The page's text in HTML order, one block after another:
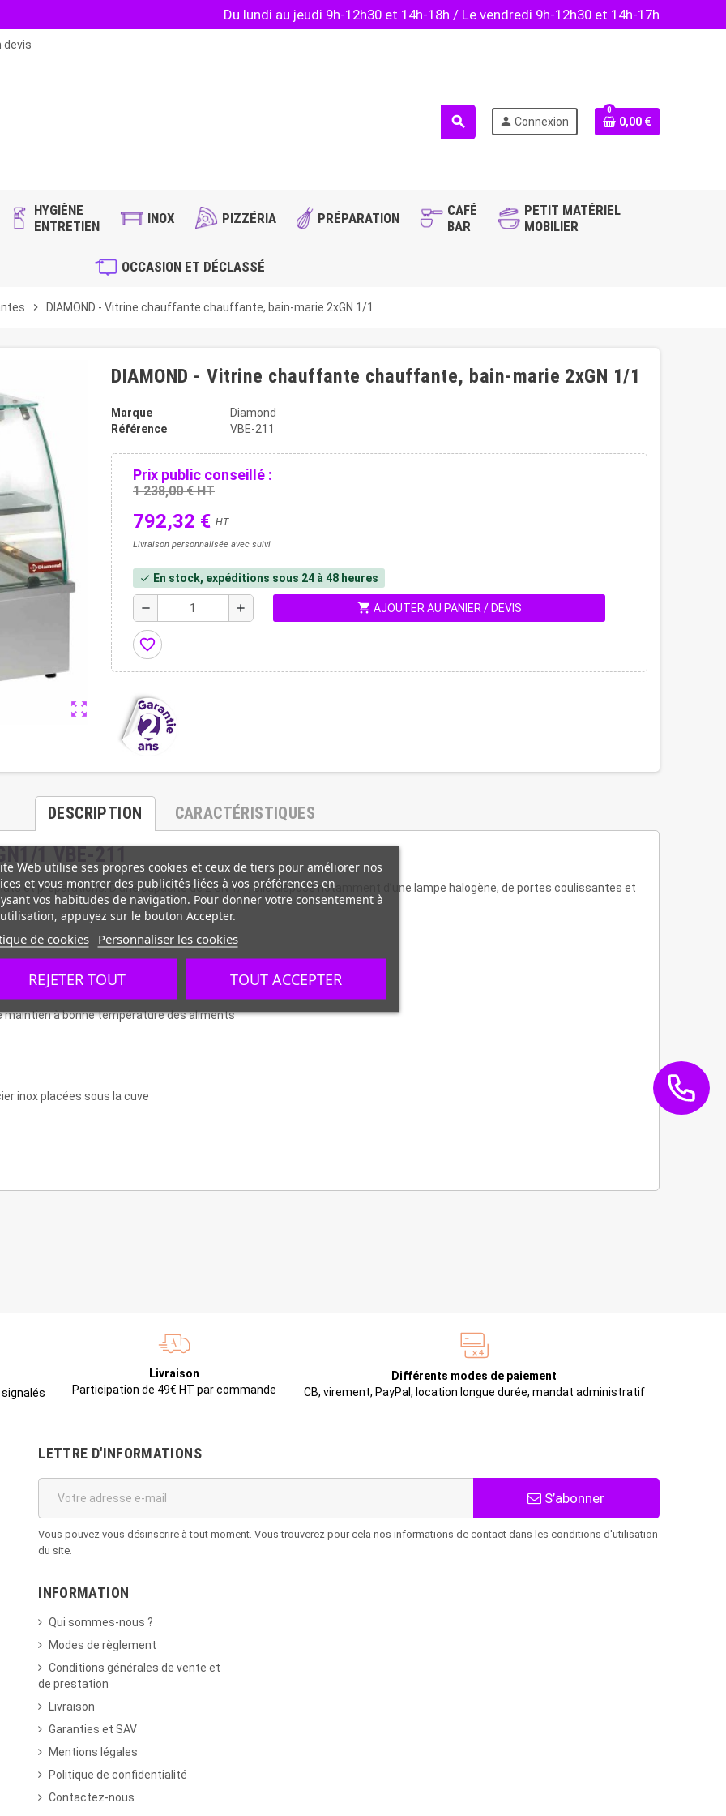
Du lundi au jeudi 9h-12h30 et 14h-18h / Le vendredi 9h-12h30 et 14h-17h
devis
search person Connexion
0
0,00 €
HYGIÈNE
ENTRETIEN
INOX PIZZÉRIA PRÉPARATION
CAFÉ
BAR
PETIT MATÉRIEL
MOBILIER
OCCASION ET DÉCLASSÉ
chevron_right DIAMOND - Vitrine chauffante chauffante, bain-marie 2xGN 1/1
zoom_out_map
DIAMOND - Vitrine chauffante chauffante, bain-marie 2xGN 1/1
Marque
Diamond
Référence
VBE-211
Prix public conseillé :
1 238,00 € HT
792,32 € HT
Livraison personnalisée avec suivi
check En stock, expéditions sous 24 à 48 heures
remove add shopping_cart AJOUTER AU PANIER / DEVIS
favorite_border
DESCRIPTION CARACTÉRISTIQUES
et préparations. D’une capacité de 2 GN 1/1, elle dispose notamment d’une lampe halogène, de portes coulissantes et
maintien à bonne température des aliments
inox placées sous la cuve
Livraison
Participation de 49€ HT par commande
Différents modes de paiement
CB, virement, PayPal, location longue durée, mandat administratif
LETTRE D'INFORMATIONS
S’abonner
Vous pouvez vous désinscrire à tout moment. Vous trouverez pour cela nos informations de contact dans les conditions d'utilisation
du site.
INFORMATION
Qui sommes-nous ?
Modes de règlement
Conditions générales de vente et
de prestation
Livraison
Garanties et SAV
Mentions légales
Politique de confidentialité
Contactez-nous
Web utilise ses propres cookies et ceux de tiers pour améliorer nos
et vous montrer des publicités liées à vos préférences en
vos habitudes de navigation. Pour donner votre consentement à
appuyez sur le bouton Accepter.
de cookies Personnaliser les cookies
REJETER TOUT TOUT ACCEPTER